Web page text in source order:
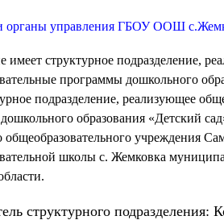
органы управления ГБОУ ООШ
имеет структурное подразделение,
программы дошкольного
подразделение, реализующее
образования «Детский
учреждения
школы с. Жемковка
структурного подразделения: